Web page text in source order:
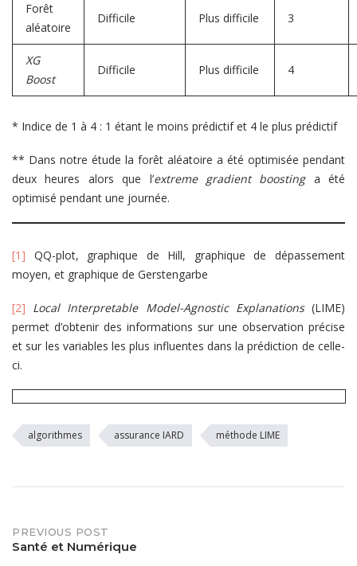
Forêt
aléatoire
Difficile Plus difficile 3
XG
Boost
Difficile Plus difficile 4
* Indice de 1 à 4 : 1 étant le moins prédictif et 4 le plus prédictif
** Dans notre étude la forêt aléatoire a été optimisée pendant
deux heures alors que l’extreme gradient boosting a été
optimisé pendant une journée.
[1] QQ-plot, graphique de Hill, graphique de dépassement
moyen, et graphique de Gerstengarbe
[2] Local Interpretable Model-Agnostic Explanations(LIME)
permet d’obtenir des informations sur une observation précise
et sur les variables les plus influentes dans la prédiction de celle-
ci.
algorithmes assurance IARD méthode LIME
Post
PREVIOUS POST
Santé et Numérique